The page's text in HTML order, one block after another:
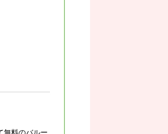
無料のバルー